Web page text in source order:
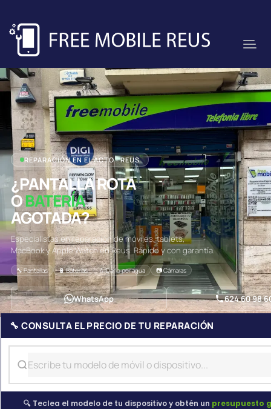
REPARACIÓN EN EL ACTO · REUS
¿PANTALLA ROTA
OBATERÍA
AGOTADA?
Especialistas en reparación de móviles, tablets,
MacBook y Apple Watch en Reus. Rápido y con garantía.
🔧 Pantallas 🔋 Baterías 💧 Daño por agua 📷 Cámaras
WhatsApp 624 60 98
🔧 CONSULTA EL PRECIO DE TU REPARACIÓN
🔍 Teclea el modelo de tu dispositivo y obtén un presupuesto